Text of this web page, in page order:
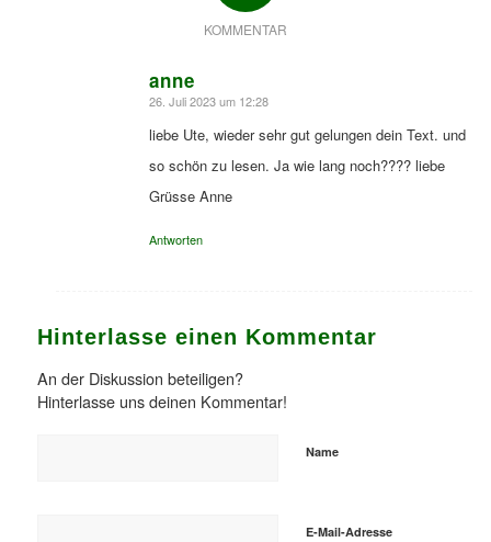
KOMMENTAR
anne
sagte:
26. Juli 2023 um 12:28
liebe Ute, wieder sehr gut gelungen dein Text. und
so schön zu lesen. Ja wie lang noch???? liebe
Grüsse Anne
Antworten
Hinterlasse einen Kommentar
An der Diskussion beteiligen?
Hinterlasse uns deinen Kommentar!
Name
E-Mail-Adresse